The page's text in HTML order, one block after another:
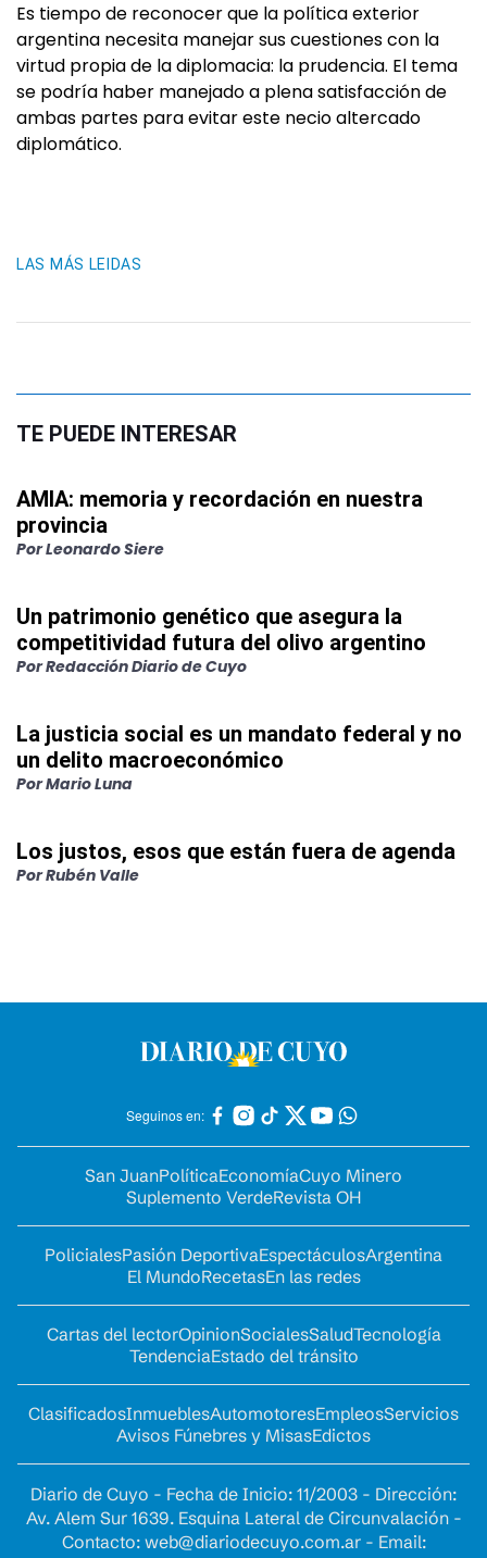
Es tiempo de reconocer que la política exterior
argentina necesita manejar sus cuestiones con la
virtud propia de la diplomacia: la prudencia. El tema
se podría haber manejado a plena satisfacción de
ambas partes para evitar este necio altercado
diplomático.
LAS MÁS LEIDAS
TE PUEDE INTERESAR
AMIA: memoria y recordación en nuestra
provincia
PorLeonardo Siere
Un patrimonio genético que asegura la
competitividad futura del olivo argentino
PorRedacción Diario de Cuyo
La justicia social es un mandato federal y no
un delito macroeconómico
PorMario Luna
Los justos, esos que están fuera de agenda
PorRubén Valle
Seguinos en:
San JuanPolíticaEconomíaCuyo Minero
Suplemento VerdeRevista OH
PolicialesPasión DeportivaEspectáculosArgentina
El MundoRecetasEn las redes
Cartas del lectorOpinionSocialesSaludTecnología
TendenciaEstado del tránsito
ClasificadosInmueblesAutomotoresEmpleosServicios
Avisos Fúnebres y MisasEdictos
Diario de Cuyo - Fecha de Inicio: 11/2003 - Dirección:
Av. Alem Sur 1639. Esquina Lateral de Circunvalación -
Contacto: web@diariodecuyo.com.ar- Email: